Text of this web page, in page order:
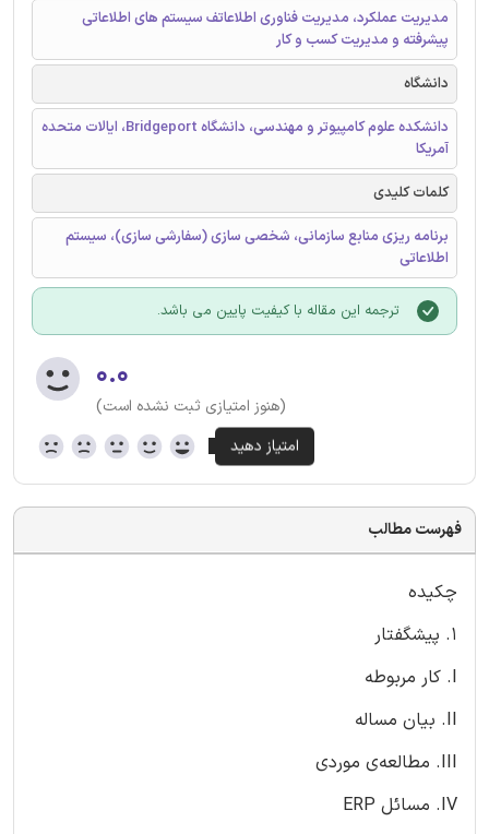
مدیریت عملکرد، مدیریت فناوری اطلاعاتف سیستم های اطلاعاتی
پیشرفته و مدیریت کسب و کار
دانشگاه
دانشکده علوم کامپیوتر و مهندسی، دانشگاه Bridgeport، ایالات متحده
آمریکا
کلمات کلیدی
برنامه‌ ریزی منابع سازمانی، شخصی‌ سازی (سفارشی‌ سازی)، سیستم
اطلاعاتی
ترجمه این مقاله با کیفیت پایین می باشد.
۰.۰
(هنوز امتیازی ثبت نشده است)
فهرست مطالب
چکیده
1. پیشگفتار
I. کار مربوطه
II. بیان مساله
III. مطالعه‌ی موردی
IV. مسائل ERP